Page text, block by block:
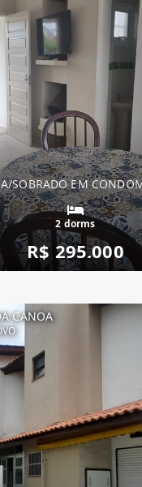
SOBRADO EM
2 dorms
R$ 295.000
CANOA